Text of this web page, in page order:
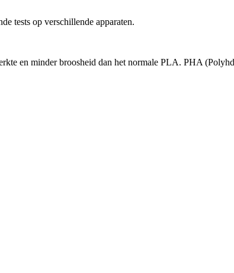
tests op verschillende apparaten.
en minder broosheid dan het normale PLA. PHA